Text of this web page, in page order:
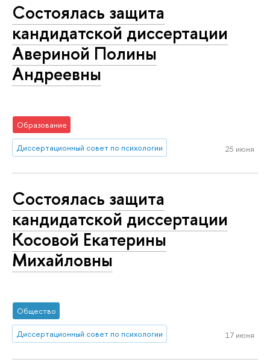
Состоялась защита
кандидатской диссертации
Авериной Полины
Андреевны
Образование
Диссертационный совет по психологии 25 июня
Состоялась защита
кандидатской диссертации
Косовой Екатерины
Михайловны
Общество
Диссертационный совет по психологии 17 июня